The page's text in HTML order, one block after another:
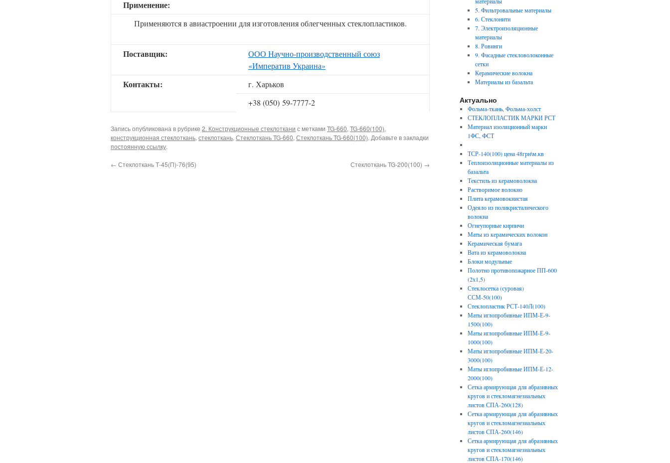
Применение:
Применяются в авиастроении для изготовления облегченных стеклопластиков.
Поставщик:
ООО Научно-производственный союз
«Императив Украина»
Контакты:
г. Харьков
+38 (050) 59-7777-2
Запись опубликована в рубрике 2. Конструкционные стеклоткани с метками TG-660, TG-660(100),
конструкционная стеклоткань, стеклоткань, Стеклоткань TG-660, Стеклоткань TG-660(100). Добавьте в закладки
постоянную ссылку.
← Стеклоткань Т-45(П)-76(95) Стеклоткань TG-200(100) →
5. Фильтровальные материалы
6. Стеклонити
7. Электроизоляционные
материалы
8. Ровинги
9. Фасадные стекловолоконные
сетки
Керамические волокна
Материалы из базальта
Актуально
Фольма-ткань, Фольма-холст
СТЕКЛОПЛАСТИК МАРКИ РСТ
Материал изоляционный марки
1ФС, ФСТ
ТСР-140(100) цена 48грн\м.кв
Теплоизоляционные материалы из
базальта
Текстиль из керамоволокна
Растворимое волокно
Плита керамовокнистая
Одеяло из поликристалического
волокна
Огнеупорные кирпичи
Маты из керамических волокон
Керамическая бумага
Вата из керамоволокна
Блоки модульные
Полотно противопожарное ПП-600
(2х1,5)
Стеклосетка (суровая)
ССМ-50(100)
Стеклопластик РСТ-140Л(100)
Маты иглопробивные ИПМ-Е-9-
1500(100)
Маты иглопробивные ИПМ-Е-9-
1000(100)
Маты иглопробивные ИПМ-Е-20-
3000(100)
Маты иглопробивные ИПМ-Е-12-
2000(100)
Сетка армирующая для абразивных
кругов и стекломагнезиальных
листов СПА-260(128)
Сетка армирующая для абразивных
кругов и стекломагнезиальных
листов СПА-260(146)
Сетка армирующая для абразивных
кругов и стекломагнезиальных
листов СПА-170(146)